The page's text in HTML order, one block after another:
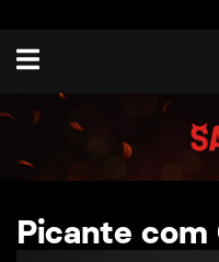
Toggle
Picante com